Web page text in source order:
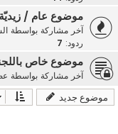
موضوع عام / زيديّة
آخر مشاركة بواسطة
ردود: 7
موضوع خاص
آخر مشاركة بواسطة
موضوع جديد